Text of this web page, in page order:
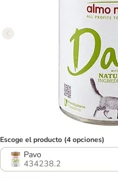
Escoge el producto (4 opciones)
Pavo
434238.2